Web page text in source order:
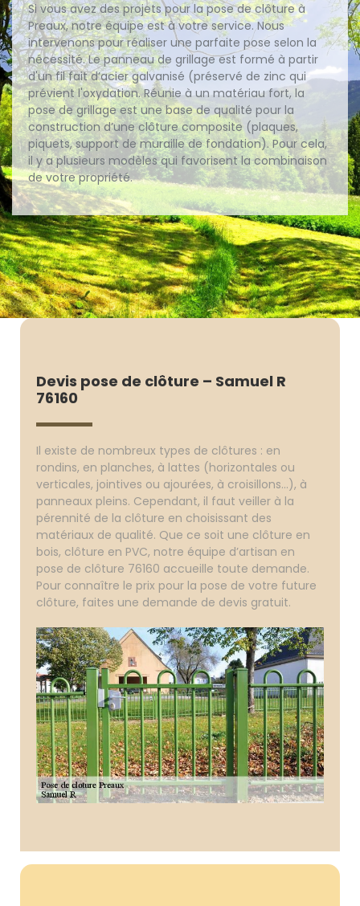
Si vous avez des projets pour la pose de clôture à
Preaux, notre équipe est à votre service. Nous
intervenons pour réaliser une parfaite pose selon la
nécessité. Le panneau de grillage est formé à partir
d'un fil fait d’acier galvanisé (préservé de zinc qui
prévient l'oxydation. Réunie à un matériau fort, la
pose de grillage est une base de qualité pour la
construction d’une clôture composite (plaques,
piquets, support de muraille de fondation). Pour cela,
il y a plusieurs modèles qui favorisent la combinaison
de votre propriété.
Devis pose de clôture – Samuel R
76160
Il existe de nombreux types de clôtures : en
rondins, en planches, à lattes (horizontales ou
verticales, jointives ou ajourées, à croisillons...), à
panneaux pleins. Cependant, il faut veiller à la
pérennité de la clôture en choisissant des
matériaux de qualité. Que ce soit une clôture en
bois, clôture en PVC, notre équipe d’artisan en
pose de clôture 76160 accueille toute demande.
Pour connaître le prix pour la pose de votre future
clôture, faites une demande de devis gratuit.